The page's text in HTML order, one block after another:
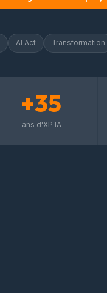
AI Act Transformation
+35
ans d'XP IA